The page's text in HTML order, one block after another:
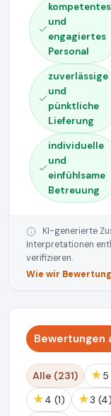
kompetentes
und
engagiertes
Personal
zuverlässige
und
pünktliche
Lieferung
individuelle
und
einfühlsame
Betreuung
KI-generierte
Interpretationen
verifizieren.
Wie wir
Bewertungen
Alle (231) ★
★ 4 (1) ★ 3 (4)